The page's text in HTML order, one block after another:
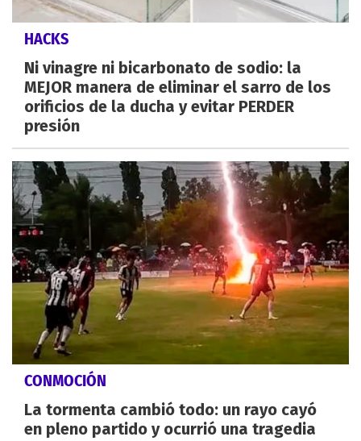
HACKS
Ni vinagre ni bicarbonato de sodio: la
MEJOR manera de eliminar el sarro de los
orificios de la ducha y evitar PERDER
presión
CONMOCIÓN
La tormenta cambió todo: un rayo cayó
en pleno partido y ocurrió una tragedia